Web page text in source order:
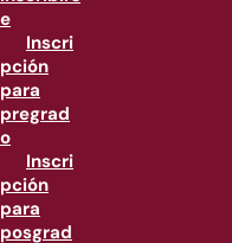
e
Inscri
pción
para
pregrad
o
Inscri
pción
para
posgrad